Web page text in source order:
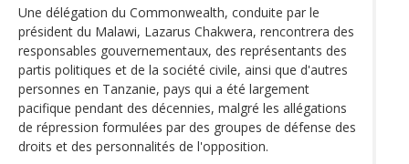
Une délégation du Commonwealth, conduite par le
président du Malawi, Lazarus Chakwera, rencontrera des
responsables gouvernementaux, des représentants des
partis politiques et de la société civile, ainsi que d'autres
personnes en Tanzanie, pays qui a été largement
pacifique pendant des décennies, malgré les allégations
de répression formulées par des groupes de défense des
droits et des personnalités de l'opposition.